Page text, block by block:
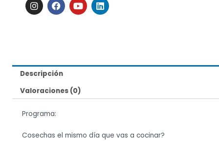
n
s
m
a
c
o
u
i
n
Descripción
Valoraciones (0)
Programa:
Cosechas el mismo día que vas a cocinar?